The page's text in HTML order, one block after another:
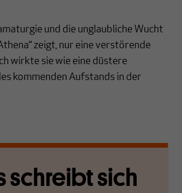
und die unglaubliche Wucht
zeigt, nur eine verstörende
wirkte sie wie eine düstere
kommenden Aufstands in der
schreibt sich